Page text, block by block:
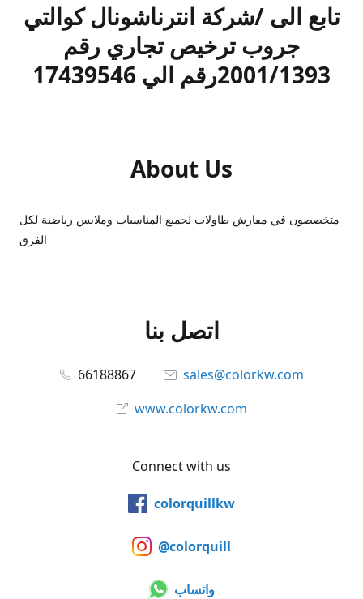
تابع الى /شركة انترناشونال كوالتي
جروب ترخيص تجاري رقم
2001/1393رقم الي 17439546
About Us
متخصصون في مفارش طاولات لجميع المناسبات وملابس رياضية لكل
الفرق
اتصل بنا
66188867
sales@colorkw.com
www.colorkw.com
Connect with us
colorquillkw
@colorquill
واتساب